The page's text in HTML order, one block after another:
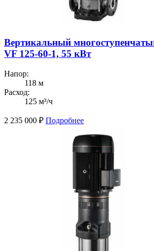
Вертикальный
VF 125-60-1, 55 кВт
Напор:
118 м
Расход:
125 м³/ч
2 235 000 ₽ Подробнее